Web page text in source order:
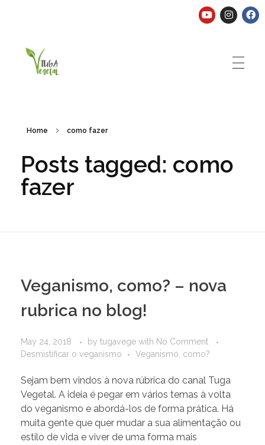
Home como fazer
Posts tagged: como
fazer
Veganismo, como? – nova
rubrica no blog!
May 24, 2018 by tugavege with No Comment
Desmistificar o veganismo
Veganismo, como?
Sejam bem vindos à nova rúbrica do canal Tuga
Vegetal. A ideia é pegar em vários temas à volta
do veganismo e abordá-los de forma prática. Há
muita gente que quer mudar a sua alimentação ou
estilo de vida e viver de uma forma mais